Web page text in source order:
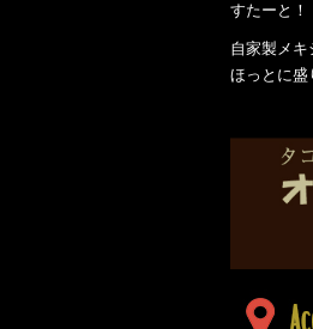
すたーと！
自家製メキ
ほっとに盛